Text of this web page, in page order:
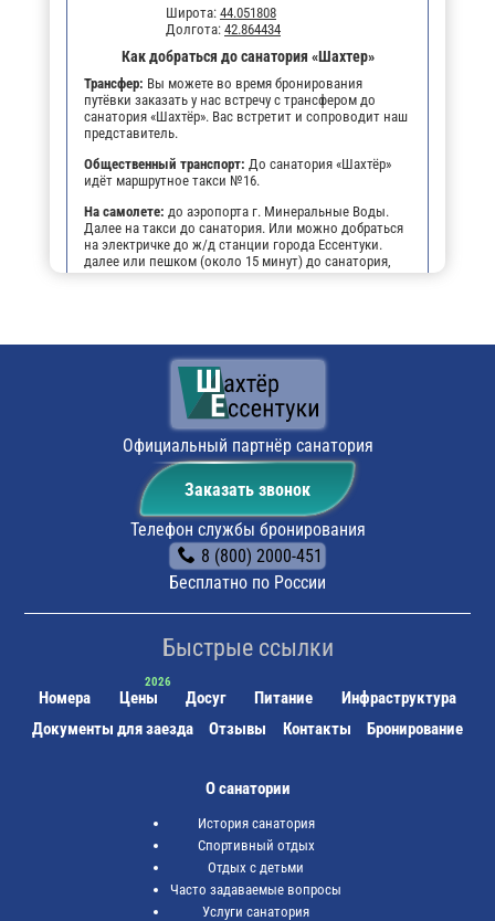
Широта: 44.051808
Долгота: 42.864434
Как добраться до санатория «Шахтер»
Трансфер: Вы можете во время бронирования
путёвки заказать у нас встречу с трансфером до
санатория «Шахтёр». Вас встретит и сопроводит наш
представитель.
Общественный транспорт: До санатория «Шахтёр»
идёт маршрутное такси №16.
На самолете: до аэропорта г. Минеральные Воды.
Далее на такси до санатория. Или можно добраться
на электричке до ж/д станции города Ессентуки.
далее или пешком (около 15 минут) до санатория,
или на маршрутном такси №16 до остановки
не заблудиться, можно воспользоваться
навигатором. По прибытии будет возможность
оставить автомобиль на парковке санатория.
до ж/д вокзала г. Ессентуки, далее или
пешком (около 15 минут) до санатория, или на
маршрутном такси №16 до остановки "Санаторий
Шахтёр".Официальный партнёр санатория
Заказать звонок
Телефон службы бронирования
8 (800) 2000-451
Бесплатно по России
Быстрые ссылки
Номера Цены Досуг Питание
Инфраструктура
Документы для заезда
Отзывы Контакты Бронирование
О санатории
История санатория
Спортивный отдых
Отдых с детьми
Часто задаваемые вопросы
Услуги санатория